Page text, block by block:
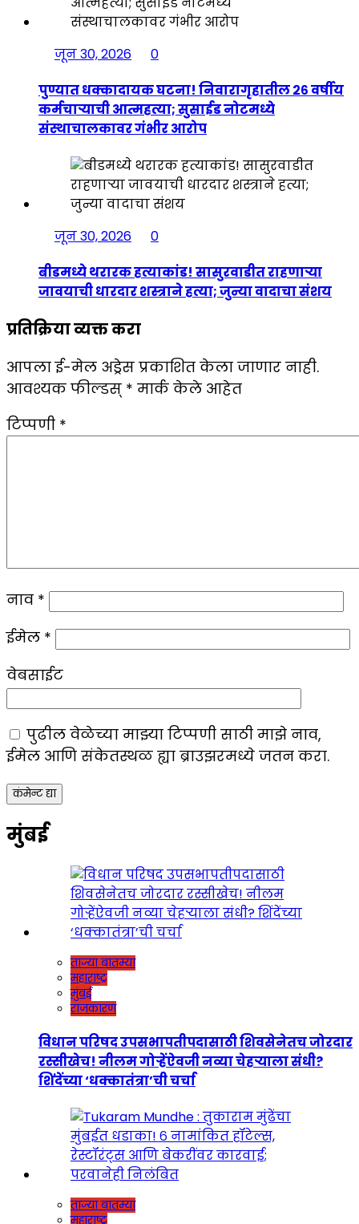
जून 30, 2026
0
पुण्यात धक्कादायक घटना! निवारागृहातील २६ वर्षीय
कर्मचाऱ्याची आत्महत्या; सुसाईड नोटमध्ये
संस्थाचालकावर गंभीर आरोप
जून 30, 2026
0
बीडमध्ये थरारक हत्याकांड! सासुरवाडीत राहणाऱ्या
जावयाची धारदार शस्त्राने हत्या; जुन्या वादाचा संशय
प्रतिक्रिया व्यक्त करा
आपला ई-मेल अड्रेस प्रकाशित केला जाणार नाही.
आवश्यक फील्डस् * मार्क केले आहेत
टिप्पणी *
नाव *
ईमेल *
वेबसाईट
पुढील वेळेच्या माझ्या टिप्पणी साठी माझे नाव,
ईमेल आणि संकेतस्थळ ह्या ब्राउझरमध्ये जतन करा.
मुंबई
ताज्या बातम्या
महाराष्ट्र
मुंबई
राजकारण
विधान परिषद उपसभापतीपदासाठी शिवसेनेतच जोरदार
रस्सीखेच! नीलम गोऱ्हेंऐवजी नव्या चेहऱ्याला संधी?
शिंदेंच्या ‘धक्कातंत्रा’ची चर्चा
ताज्या बातम्या
महाराष्ट्र